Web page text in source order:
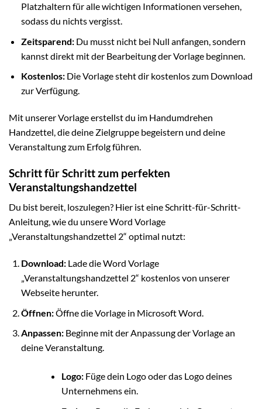
Platzhaltern für alle wichtigen Informationen versehen,
sodass du nichts vergisst.
Zeitsparend:Du musst nicht bei Null anfangen, sondern
kannst direkt mit der Bearbeitung der Vorlage beginnen.
Kostenlos:Die Vorlage steht dir kostenlos zum Download
zur Verfügung.
Mit unserer Vorlage erstellst du im Handumdrehen
Handzettel, die deine Zielgruppe begeistern und deine
Veranstaltung zum Erfolg führen.
Schritt für Schritt zum perfekten
Veranstaltungshandzettel
Du bist bereit, loszulegen? Hier ist eine Schritt-für-Schritt-
Anleitung, wie du unsere Word Vorlage
„Veranstaltungshandzettel 2“ optimal nutzt:
Download:Lade die Word Vorlage
„Veranstaltungshandzettel 2“ kostenlos von unserer
Webseite herunter.
Öffnen:Öffne die Vorlage in Microsoft Word.
Anpassen:Beginne mit der Anpassung der Vorlage an
deine Veranstaltung.
Logo:Füge dein Logo oder das Logo deines
Unternehmens ein.